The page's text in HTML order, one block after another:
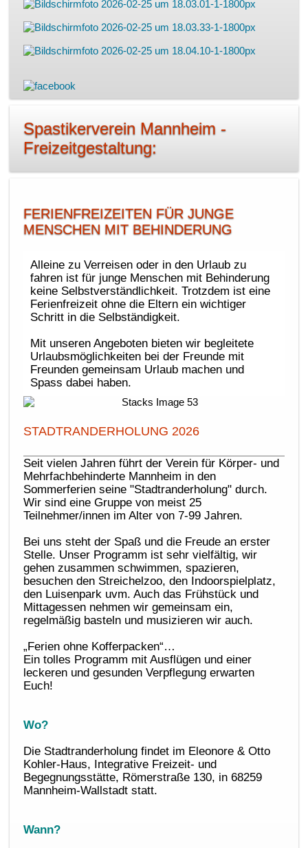
Spastikerverein Mannheim -
Freizeitgestaltung:
FERIENFREIZEITEN FÜR JUNGE
MENSCHEN MIT BEHINDERUNG
Alleine zu Verreisen oder in den Urlaub zu
fahren ist für junge Menschen mit Behinderung
keine Selbstverständlichkeit. Trotzdem ist eine
Ferienfreizeit ohne die Eltern ein wichtiger
Schritt in die Selbständigkeit.
Mit unseren Angeboten bieten wir begleitete
Urlaubsmöglichkeiten bei der Freunde mit
Freunden gemeinsam Urlaub machen und
Spass dabei haben.
STADTRANDERHOLUNG 2026
Seit vielen Jahren führt der Verein für Körper- und
Mehrfachbehinderte Mannheim in den
Sommerferien seine "Stadtranderholung" durch.
Wir sind eine Gruppe von meist 25
Teilnehmer/innen im Alter von 7-99 Jahren.
Bei uns steht der Spaß und die Freude an erster
Stelle. Unser Programm ist sehr vielfältig, wir
gehen zusammen schwimmen, spazieren,
besuchen den Streichelzoo, den Indoorspielplatz,
den Luisenpark uvm. Auch das Frühstück und
Mittagessen nehmen wir gemeinsam ein,
regelmäßig basteln und musizieren wir auch.
„Ferien ohne Kofferpacken“…
Ein tolles Programm mit Ausflügen und einer
leckeren und gesunden Verpflegung erwarten
Euch!
Wo?
Die Stadtranderholung findet im Eleonore & Otto
Kohler-Haus, Integrative Freizeit- und
Begegnungsstätte, Römerstraße 130, in 68259
Mannheim-Wallstadt statt.
Wann?